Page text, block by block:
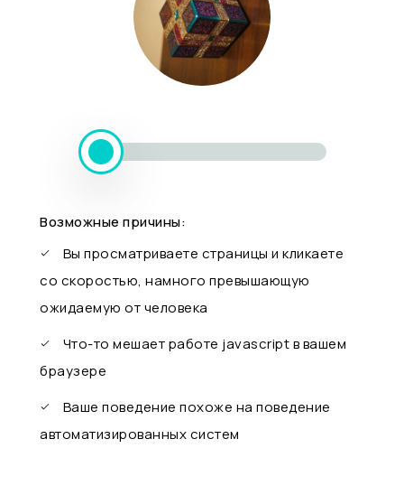
Возможные причины:
Вы просматриваете страницы и кликаете
со скоростью, намного превышающую
ожидаемую от человека
Что-то мешает работе javascript в вашем
браузере
Ваше поведение похоже на поведение
автоматизированных систем